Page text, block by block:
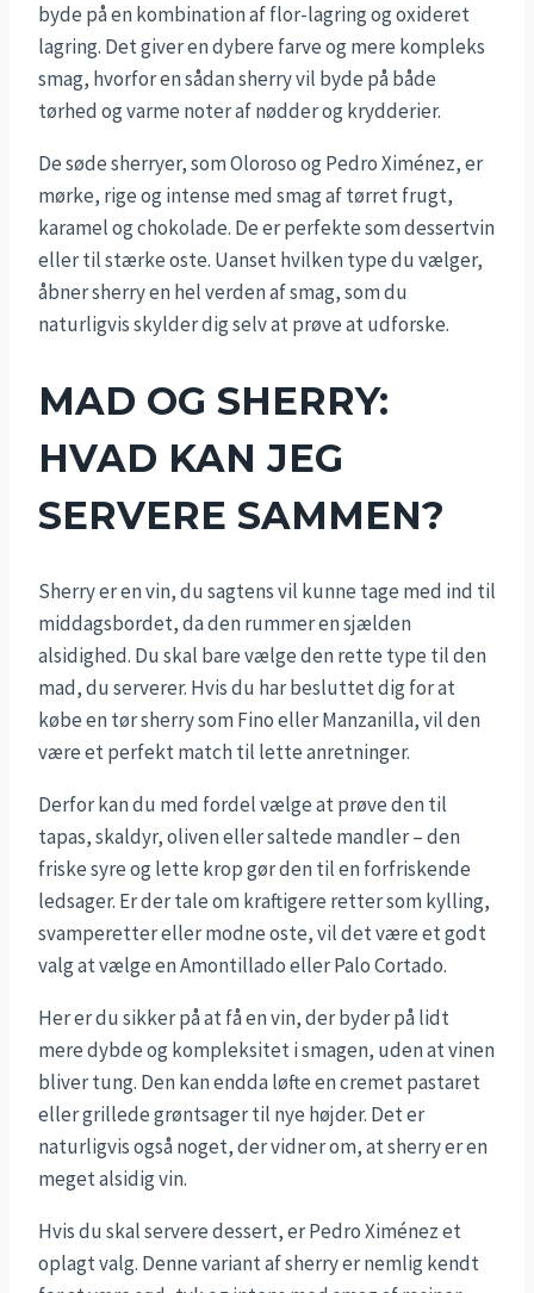
byde på en kombination af flor-lagring og oxideret
lagring. Det giver en dybere farve og mere kompleks
smag, hvorfor en sådan sherry vil byde på både
tørhed og varme noter af nødder og krydderier.
De søde sherryer, som Oloroso og Pedro Ximénez, er
mørke, rige og intense med smag af tørret frugt,
karamel og chokolade. De er perfekte som dessertvin
eller til stærke oste. Uanset hvilken type du vælger,
åbner sherry en hel verden af smag, som du
naturligvis skylder dig selv at prøve at udforske.
MAD OG SHERRY:
HVAD KAN JEG
SERVERE SAMMEN?
Sherry er en vin, du sagtens vil kunne tage med ind til
middagsbordet, da den rummer en sjælden
alsidighed. Du skal bare vælge den rette type til den
mad, du serverer. Hvis du har besluttet dig for at
købe en tør sherry som Fino eller Manzanilla, vil den
være et perfekt match til lette anretninger.
Derfor kan du med fordel vælge at prøve den til
tapas, skaldyr, oliven eller saltede mandler – den
friske syre og lette krop gør den til en forfriskende
ledsager. Er der tale om kraftigere retter som kylling,
svamperetter eller modne oste, vil det være et godt
valg at vælge en Amontillado eller Palo Cortado.
Her er du sikker på at få en vin, der byder på lidt
mere dybde og kompleksitet i smagen, uden at vinen
bliver tung. Den kan endda løfte en cremet pastaret
eller grillede grøntsager til nye højder. Det er
naturligvis også noget, der vidner om, at sherry er en
meget alsidig vin.
Hvis du skal servere dessert, er Pedro Ximénez et
oplagt valg. Denne variant af sherry er nemlig kendt